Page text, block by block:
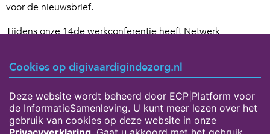
voor de nieuwsbrief.
Tijdens onze 14de werkconferentie heeft Netwerk
digitaal in balans zijn. Aan de hand van het
model en de zelftest kan je jouw digitale mediagebruik
onder de loep nemen .
Kijk hier de presentatie terug.
De Week van de Mediawijsheid wordt georganiseerd door
onze partnerNetwerk Mediawijsheid.
Cookies op digivaardigindezorg.nl
Deze website wordt beheerd door ECP|Platform voor
de InformatieSamenleving. U kunt meer lezen over het
gebruik van cookies op deze website in onze